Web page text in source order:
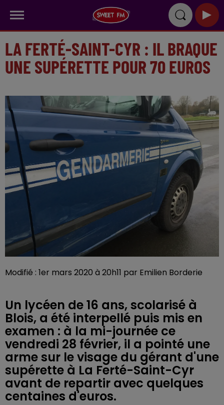
LA FERTÉ-SAINT-CYR : IL BRAQUE
UNE SUPÉRETTE POUR 70 EUROS
Modifié : 1er mars 2020 à 20h11 par Emilien Borderie
Un lycéen de 16 ans, scolarisé à
Blois, a été interpellé puis mis en
examen : à la mi-journée ce
vendredi 28 février, il a pointé une
arme sur le visage du gérant d'une
supérette à La Ferté-Saint-Cyr
avant de repartir avec quelques
centaines d'euros.